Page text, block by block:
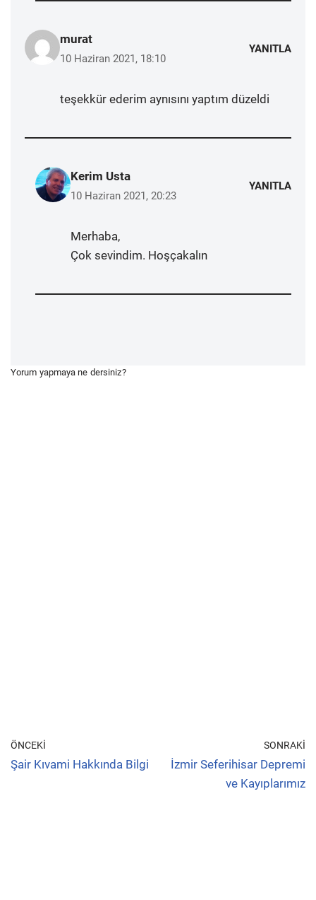
murat
10 Haziran 2021, 18:10
YANITLA
teşekkür ederim aynısını yaptım düzeldi
Kerim Usta
10 Haziran 2021, 20:23
YANITLA
Merhaba,
Çok sevindim. Hoşçakalın
Yorum yapmaya ne dersiniz?
ÖNCEKI
Şair Kıvami Hakkında Bilgi
SONRAKI
İzmir Seferihisar Depremi
ve Kayıplarımız